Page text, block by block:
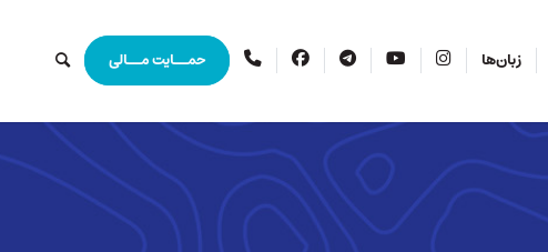
زبان‌ها اینستاگرامیوتیوبتلگرام فیس
بوک
ارتباط
با
حمــایت مــالی